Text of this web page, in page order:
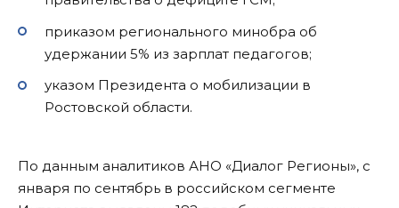
приказом регионального минобра об
удержании 5% из зарплат педагогов;
указом Президента о мобилизации в
Ростовской области.
По данным аналитиков АНО «Диалог Регионы», с
января по сентябрь в российском сегменте